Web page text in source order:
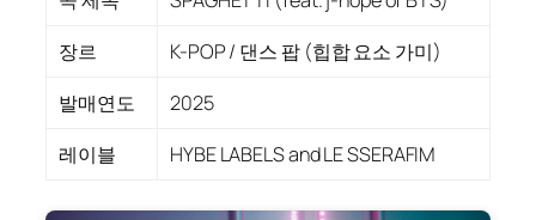
장르
K-POP / 댄스 팝 (힙합 요소 가미)
발매연도
2025
레이블
HYBE LABELS and LE SSERAFIM